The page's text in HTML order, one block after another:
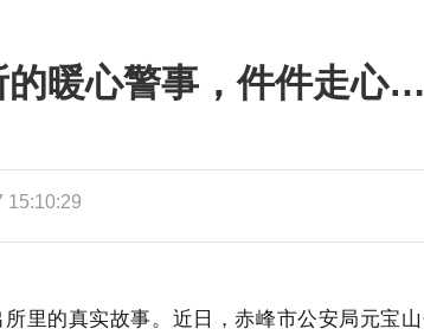
的暖心警事，件件走
15:10:29
的真实故事。近日，赤峰市公安局元宝